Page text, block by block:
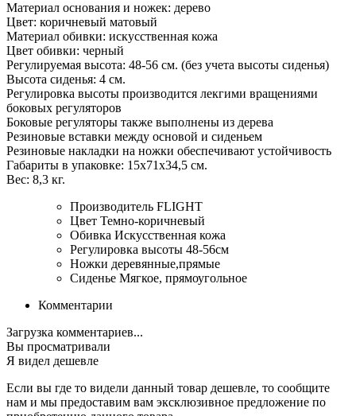
Материал основания и ножек: дерево
Цвет: коричневый матовый
Материал обивки: искусственная кожа
Цвет обивки: черный
Регулируемая высота: 48-56 см. (без учета высоты сиденья)
Высота сиденья: 4 см.
Регулировка высоты производится лекгими вращениями
боковых регуляторов
Боковые регуляторы также выполнены из дерева
Резиновые вставки между основой и сиденьем
Резиновые накладки на ножки обеспечивают устойчивость
Габариты в упаковке: 15х71х34,5 см.
Вес: 8,3 кг.
Производитель FLIGHT
Цвет Темно-коричневый
Обивка Искусственная кожа
Регулировка высоты 48-56см
Ножки деревянные,прямые
Сиденье Мягкое, прямоугольное
Комментарии
Загрузка комментариев...
Вы просматривали
Я видел дешевле
Если вы где то видели данный товар дешевле, то сообщите
нам и мы предоставим вам эксклюзивное предложение по